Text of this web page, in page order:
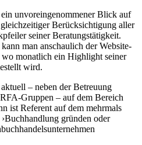
unvoreingenommener Blick auf
Berücksichtigung aller
seiner Beratungstätigkeit.
man anschaulich der Website-
wo monatlich ein Highlight seiner
wird.
– neben der Betreuung
Gruppen – auf dem Bereich
ist Referent auf dem mehrmals
gründen oder